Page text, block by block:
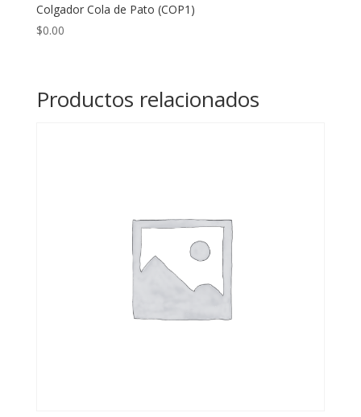
Colgador Cola de Pato (COP1)
$0.00
Productos relacionados